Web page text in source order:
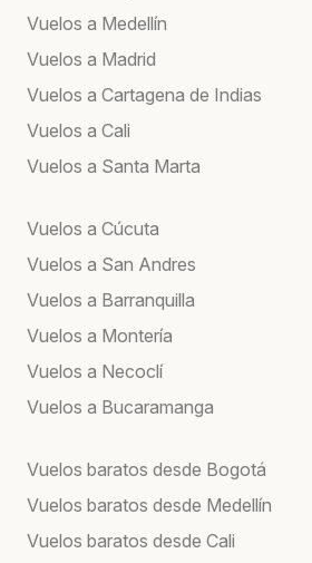
Vuelos a Medellín
Vuelos a Madrid
Vuelos a Cartagena de Indias
Vuelos a Cali
Vuelos a Santa Marta
Vuelos a Cúcuta
Vuelos a San Andres
Vuelos a Barranquilla
Vuelos a Montería
Vuelos a Necoclí
Vuelos a Bucaramanga
Vuelos baratos desde Bogotá
Vuelos baratos desde Medellín
Vuelos baratos desde Cali